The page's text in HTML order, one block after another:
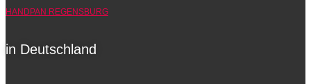
HANDPAN REGENSBURG
in Deutschland